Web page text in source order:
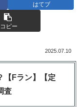
はてブ
コピー
2025.07.10
【Fラン】【定
査